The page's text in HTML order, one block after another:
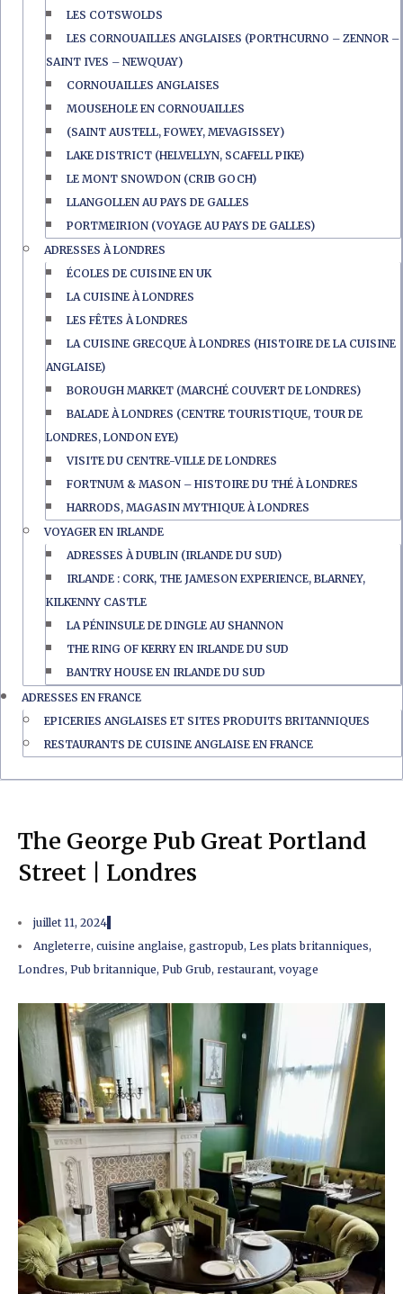
LES COTSWOLDS
LES CORNOUAILLES ANGLAISES (PORTHCURNO – ZENNOR –
SAINT IVES – NEWQUAY)
CORNOUAILLES ANGLAISES
MOUSEHOLE EN CORNOUAILLES
(SAINT AUSTELL, FOWEY, MEVAGISSEY)
LAKE DISTRICT (HELVELLYN, SCAFELL PIKE)
LE MONT SNOWDON (CRIB GOCH)
LLANGOLLEN AU PAYS DE GALLES
PORTMEIRION (VOYAGE AU PAYS DE GALLES)
ADRESSES À LONDRES
ÉCOLES DE CUISINE EN UK
LA CUISINE À LONDRES
LES FÊTES À LONDRES
LA CUISINE GRECQUE À LONDRES (HISTOIRE DE LA CUISINE
ANGLAISE)
BOROUGH MARKET (MARCHÉ COUVERT DE LONDRES)
BALADE À LONDRES (CENTRE TOURISTIQUE, TOUR DE
LONDRES, LONDON EYE)
VISITE DU CENTRE-VILLE DE LONDRES
FORTNUM & MASON – HISTOIRE DU THÉ À LONDRES
HARRODS, MAGASIN MYTHIQUE À LONDRES
VOYAGER EN IRLANDE
ADRESSES À DUBLIN (IRLANDE DU SUD)
IRLANDE : CORK, THE JAMESON EXPERIENCE, BLARNEY,
KILKENNY CASTLE
LA PÉNINSULE DE DINGLE AU SHANNON
THE RING OF KERRY EN IRLANDE DU SUD
BANTRY HOUSE EN IRLANDE DU SUD
ADRESSES EN FRANCE
EPICERIES ANGLAISES ET SITES PRODUITS BRITANNIQUES
RESTAURANTS DE CUISINE ANGLAISE EN FRANCE
The George Pub Great Portland
Street | Londres
juillet 11, 2024
Angleterre, cuisine anglaise, gastropub, Les plats britanniques,
Londres, Pub britannique, Pub Grub, restaurant, voyage